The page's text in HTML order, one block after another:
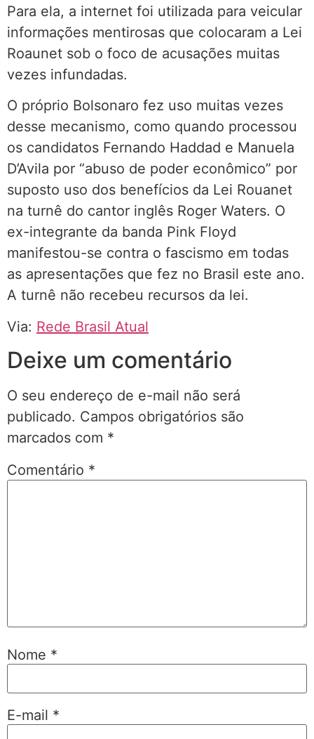
Para ela, a internet foi utilizada para veicular
informações mentirosas que colocaram a Lei
Roaunet sob o foco de acusações muitas
vezes infundadas.
O próprio Bolsonaro fez uso muitas vezes
desse mecanismo, como quando processou
os candidatos Fernando Haddad e Manuela
D’Avila por “abuso de poder econômico” por
suposto uso dos benefícios da Lei Rouanet
na turnê do cantor inglês Roger Waters. O
ex-integrante da banda Pink Floyd
manifestou-se contra o fascismo em todas
as apresentações que fez no Brasil este ano.
A turnê não recebeu recursos da lei.
Via: Rede Brasil Atual
Deixe um comentário
O seu endereço de e-mail não será
publicado. Campos obrigatórios são
marcados com *
Comentário *
Nome *
E-mail *